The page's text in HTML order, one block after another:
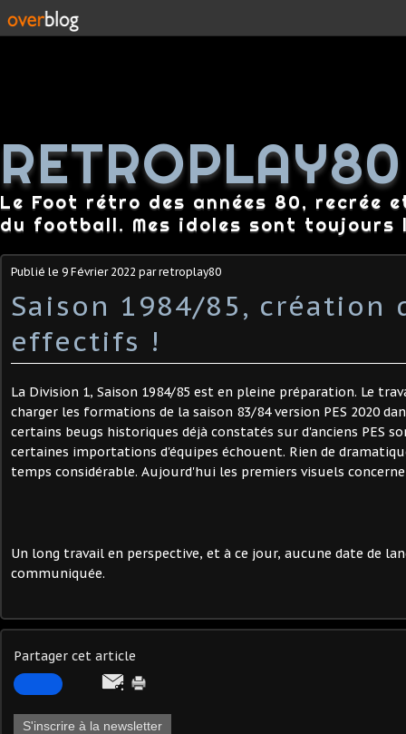
RETROPLAY80
Le Foot rétro des années 80, recrée
du football. Mes idoles sont toujours
Publié le 9 Février 2022 par retroplay80
Saison 1984/85, création
effectifs !
La Division 1, Saison 1984/85 est en pleine préparation. Le
charger les formations de la saison 83/84 version PES 2020
certains beugs historiques déjà constatés sur d'anciens PES
certaines importations d'équipes échouent. Rien de
temps considérable. Aujourd'hui les premiers visuels
Un long travail en perspective, et à ce jour, aucune date de
communiquée.
Partager cet article
S'inscrire à la newsletter